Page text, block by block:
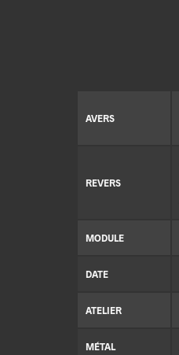
AVERS
REVERS
MODULE
DATE
ATELIER
MÉTAL